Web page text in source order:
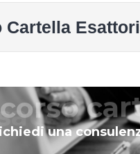
Cartella
ichiedi una consulen
corso car
attoriale